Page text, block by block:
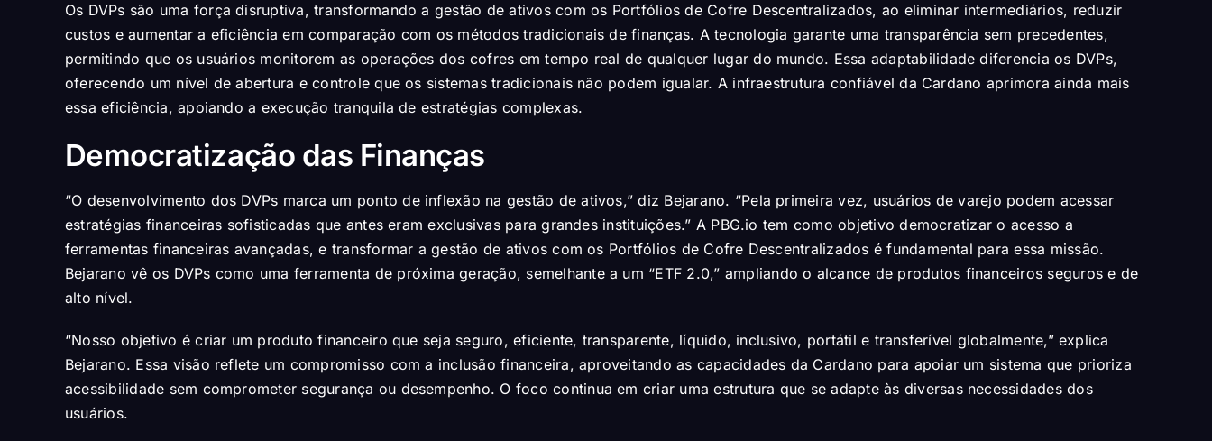
Os DVPs são uma força disruptiva, transformando a gestão de ativos com os Portfólios de Cofre Descentralizados, ao eliminar intermediários, reduzir
custos e aumentar a eficiência em comparação com os métodos tradicionais de finanças. A tecnologia garante uma transparência sem precedentes,
permitindo que os usuários monitorem as operações dos cofres em tempo real de qualquer lugar do mundo. Essa adaptabilidade diferencia os DVPs,
oferecendo um nível de abertura e controle que os sistemas tradicionais não podem igualar. A infraestrutura confiável da Cardano aprimora ainda mais
essa eficiência, apoiando a execução tranquila de estratégias complexas.
Democratização das Finanças
“O desenvolvimento dos DVPs marca um ponto de inflexão na gestão de ativos,” diz Bejarano. “Pela primeira vez, usuários de varejo podem acessar
estratégias financeiras sofisticadas que antes eram exclusivas para grandes instituições.” A PBG.io tem como objetivo democratizar o acesso a
ferramentas financeiras avançadas, e transformar a gestão de ativos com os Portfólios de Cofre Descentralizados é fundamental para essa missão.
Bejarano vê os DVPs como uma ferramenta de próxima geração, semelhante a um “ETF 2.0,” ampliando o alcance de produtos financeiros seguros e de
alto nível.
“Nosso objetivo é criar um produto financeiro que seja seguro, eficiente, transparente, líquido, inclusivo, portátil e transferível globalmente,” explica
Bejarano. Essa visão reflete um compromisso com a inclusão financeira, aproveitando as capacidades da Cardano para apoiar um sistema que prioriza
acessibilidade sem comprometer segurança ou desempenho. O foco continua em criar uma estrutura que se adapte às diversas necessidades dos
usuários.